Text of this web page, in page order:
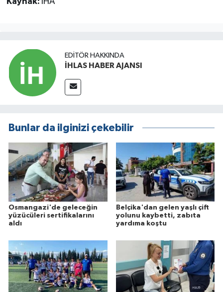
EDITÖR HAKKINDA
İHLAS HABER AJANSI
Bunlar da ilginizi çekebilir
Osmangazi'de geleceğin
yüzücüleri sertifikalarını
aldı
Belçika'dan gelen yaşlı çift
yolunu kaybetti, zabıta
yardıma koştu